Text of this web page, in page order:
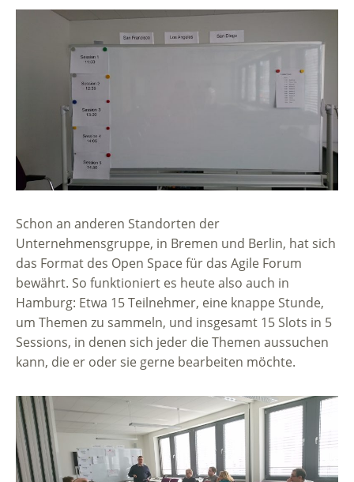
Schon an anderen Standorten der
Unternehmensgruppe, in Bremen und Berlin, hat sich
das Format des Open Space für das Agile Forum
bewährt. So funktioniert es heute also auch in
Hamburg: Etwa 15 Teilnehmer, eine knappe Stunde,
um Themen zu sammeln, und insgesamt 15 Slots in 5
Sessions, in denen sich jeder die Themen aussuchen
kann, die er oder sie gerne bearbeiten möchte.